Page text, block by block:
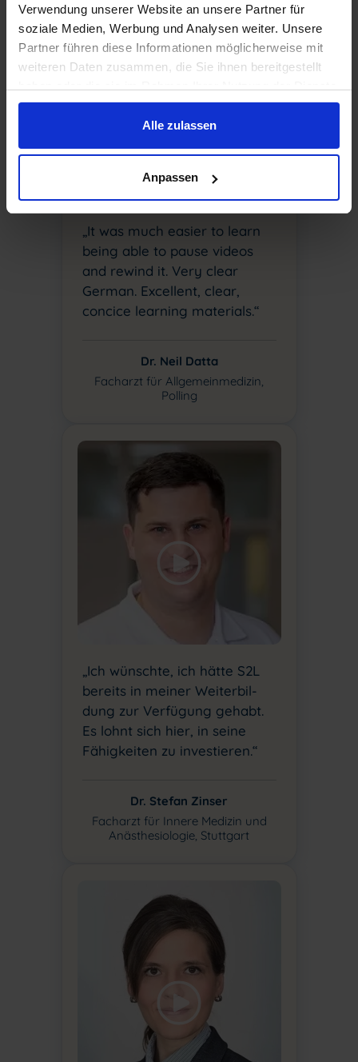
Verwendung unserer Website an unsere Partner für
soziale Medien, Werbung und Analysen weiter. Unsere
Partner führen diese Informationen möglicherweise mit
weiteren Daten zusammen, die Sie ihnen bereitgestellt
gesammelt haben.
Alle zulassen
Anpassen
„It was much easier to learn
being able to pause videos
and rewind it. Very clear
German. Excellent, clear,
concice learning materials.“
Dr. Neil Datta
Facharzt für Allgemeinmedizin,
Polling
„Ich wünschte, ich hätte S2L
bereits in meiner Weiterbil-
dung zur Verfügung gehabt.
Es lohnt sich hier, in seine
Fähigkeiten zu investieren.“
Dr. Stefan Zinser
Facharzt für Innere Medizin und
Anästhesiologie, Stuttgart